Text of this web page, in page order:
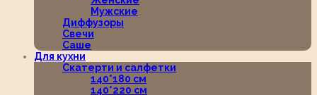
Мужские
Диффузоры
Свечи
Саше
Для кухни
Скатерти и салфетки
140*180 см
140*220 см